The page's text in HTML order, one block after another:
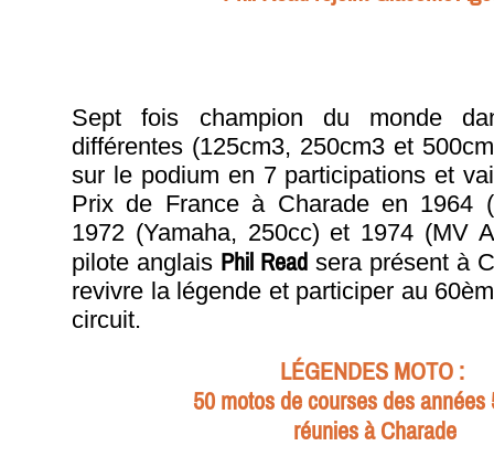
Sept fois champion du monde
différentes (125cm3, 250cm3 et
sur le podium en 7 participations et
Prix de France à Charade en 1964
1972 (Yamaha, 250cc) et 1974 (MV
pilote anglais Phil Read sera présent à
revivre la légende et participer au
circuit.
LÉGENDES MOTO :
50 motos de courses des années
réunies à Charade